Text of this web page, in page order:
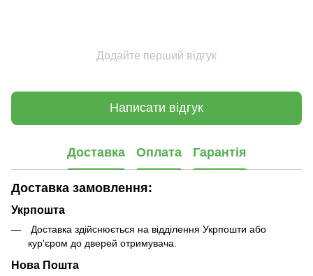
Додайте перший відгук
Написати відгук
Доставка Оплата Гарантія
Доставка замовлення:
Укрпошта
Доставка здійснюється на відділення Укрпошти або
кур'єром до дверей отримувача.
Нова Пошта